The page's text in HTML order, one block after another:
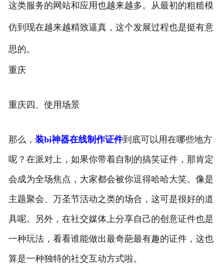
这类服务的网站和应用也越来越多。从最初的粗糙模
仿到现在越来越精致逼真，这个发展过程也是挺有意
思的。
重庆
重庆四、使用场景
那么， 装bi神器在线制作证件到底可以用在哪些地方
呢？在派对上，如果你带着自制的搞笑证件，那肯定
会成为全场焦点，大家都会被你逗得哈哈大笑。像是
主题聚会、万圣节活动之类的场合，这可是很好的道
具呢。另外，在社交媒体上分享自己的创意证件也是
一种玩法，看看谁能做出最奇葩最有趣的证件，这也
算是一种独特的社交互动方式啦。